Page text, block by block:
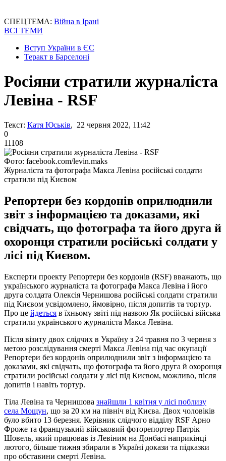
СПЕЦТЕМА: Війна в Ірані
ВСІ ТЕМИ
Вступ України в ЄС
Теракт в Барселоні
Росіяни стратили журналіста
Левіна - RSF
Текст: Катя Юськів, 22 червня 2022, 11:42
0
11108
Фото: facebook.com/levin.maks
Журналіста та фотографа Макса Левіна російські солдати
стратили під Києвом
Репортери без кордонів оприлюднили
звіт з інформацією та доказами, які
свідчать, що фотографа та його друга й
охоронця стратили російські солдати у
лісі під Києвом.
Експерти проекту Репортери без кордонів (RSF) вважають, що
українського журналіста та фотографа Макса Левіна і його
друга солдата Олексія Чернишова російські солдати стратили
під Києвом усвідомлено, ймовірно, після допитів та тортур.
Про це йдеться в їхньому звіті під назвою Як російські війська
стратили українського журналіста Макса Левіна.
Після візиту двох слідчих в Україну з 24 травня по 3 червня з
метою розслідування смерті Макса Левіна під час окупації
Репортери без кордонів оприлюднили звіт з інформацією та
доказами, які свідчать, що фотографа та його друга й охоронця
стратили російські солдати у лісі під Києвом, можливо, після
допитів і навіть тортур.
Тіла Левіна та Чернишова знайшли 1 квітня у лісі поблизу
села Мощун, що за 20 км на північ від Києва. Двох чоловіків
було вбито 13 березня. Керівник слідчого відділу RSF Арно
Фроже та французький військовий фоторепортер Патрік
Шовель, який працював із Левіним на Донбасі наприкінці
лютого, більше тижня збирали в Україні докази та підказки
про обставини смерті Левіна.